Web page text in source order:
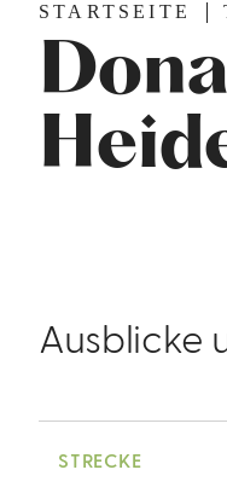
STARTSEITE
Ausblicke
STRECKE